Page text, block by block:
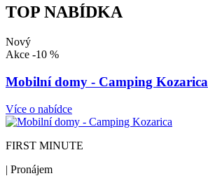
TOP NABÍDKA
Nový
Akce -10 %
Mobilní domy - Camping Kozarica
Více o nabídce
FIRST MINUTE
| Pronájem